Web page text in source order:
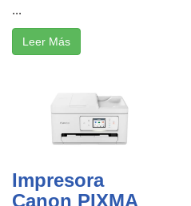
...
Leer Más
Impresora
Canon PIXMA